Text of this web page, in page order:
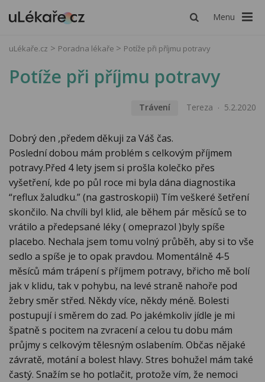
Menu
uLékaře.cz Poradna lékaře Potíže při příjmu potravy
Potíže při příjmu potravy
Trávení Tereza 5.2.2020
Dobrý den ,předem děkuji za Váš čas.
Poslední dobou mám problém s celkovým příjmem
potravy.Před 4 lety jsem si prošla kolečko přes
vyšetření, kde po půl roce mi byla dána diagnostika
“reflux žaludku.” (na gastroskopii) Tím veškeré šetření
skončilo. Na chvíli byl klid, ale během pár měsíců se to
vrátilo a předepsané léky ( omeprazol )byly spíše
placebo. Nechala jsem tomu volný průběh, aby si to vše
sedlo a spíše je to opak pravdou. Momentálně 4-5
měsíců mám trápení s příjmem potravy, břicho mě bolí
jak v klidu, tak v pohybu, na levé straně nahoře pod
žebry směr střed. Někdy více, někdy méně. Bolesti
postupují i směrem do zad. Po jakémkoliv jídle je mi
špatně s pocitem na zvracení a celou tu dobu mám
průjmy s celkovým tělesným oslabením. Občas nějaké
závratě, motání a bolest hlavy. Stres bohužel mám také
častý. Snažím se ho potlačit, protože vím, že nemoci